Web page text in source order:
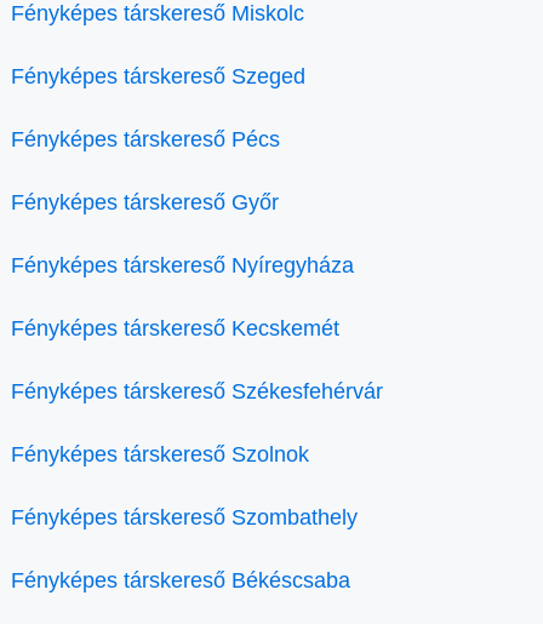
Fényképes társkereső Miskolc
Fényképes társkereső Szeged
Fényképes társkereső Pécs
Fényképes társkereső Győr
Fényképes társkereső Nyíregyháza
Fényképes társkereső Kecskemét
Fényképes társkereső Székesfehérvár
Fényképes társkereső Szolnok
Fényképes társkereső Szombathely
Fényképes társkereső Békéscsaba